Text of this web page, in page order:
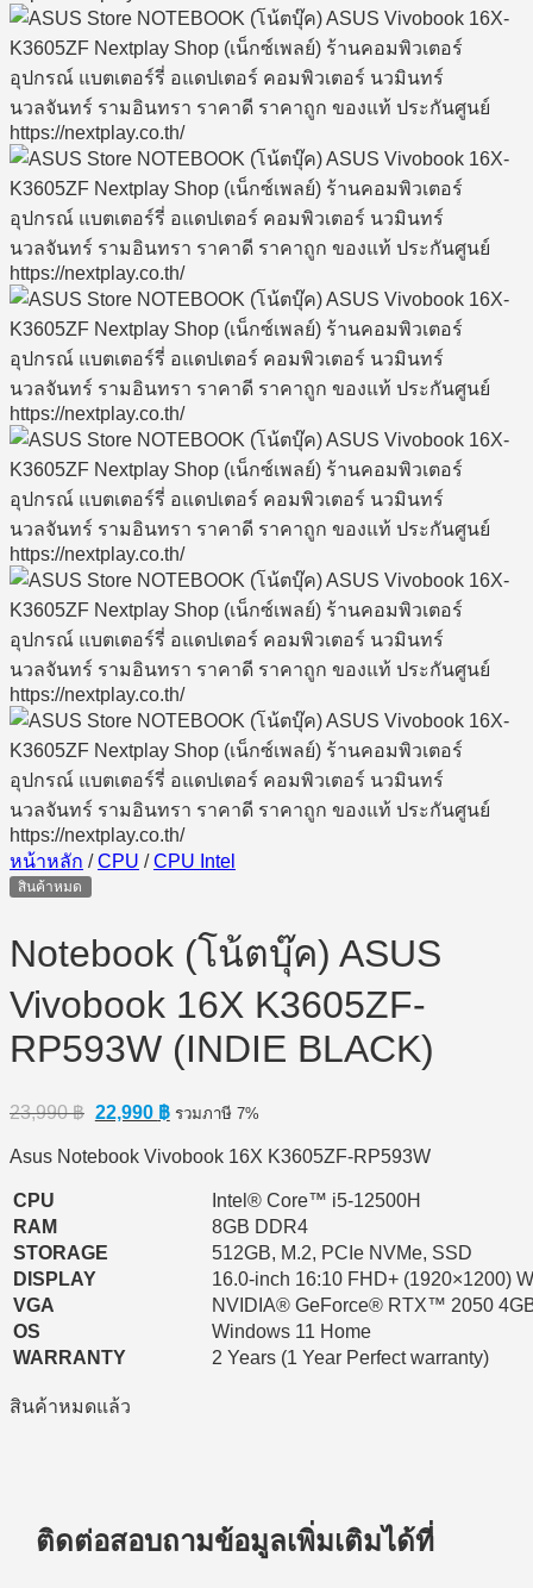
หน้าหลัก / CPU / CPU Intel
สินค้าหมด
Notebook (โน้ตบุ๊ค) ASUS
Vivobook 16X K3605ZF-
RP593W (INDIE BLACK)
23,990฿ Original
price
was:
22,990 ฿Current
price
is:
รวมภาษี 7%
Asus Notebook Vivobook 16X K3605ZF-RP593W
CPU
Intel® Core™ i5-12500H
RAM
8GB DDR4
STORAGE
512GB, M.2, PCIe NVMe, SSD
DISPLAY
16.0-inch 16:10 FHD+ (1920×1200)
VGA
NVIDIA® GeForce® RTX™ 2050
OS
Windows 11 Home
WARRANTY
2 Years (1 Year Perfect warranty)
สินค้าหมดแล้ว
ติดต่อสอบถามข้อมูลเพิ่มเติมได้ที่